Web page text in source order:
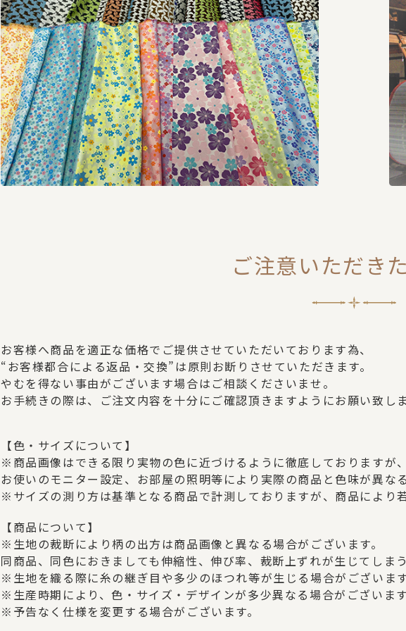
ご注意いただき
お客様へ商品を適正な価格でご提供させていただいております為、
“お客様都合による返品・交換”は原則お断りさせていただきます。
やむを得ない事由がございます場合はご相談くださいませ。
お手続きの際は、ご注文内容を十分にご確認頂きますようにお願い致し
【色・サイズについて】
※商品画像はできる限り実物の色に近づけるように徹底しておりますが
お使いのモニター設定、お部屋の照明等により実際の商品と色味が異な
※サイズの測り方は基準となる商品で計測しておりますが、商品により
【商品について】
※生地の裁断により柄の出方は商品画像と異なる場合がございます。
同商品、同色におきましても伸縮性、伸び率、裁断上ずれが生じてしま
※生地を織る際に糸の継ぎ目や多少のほつれ等が生じる場合がございま
※生産時期により、色・サイズ・デザインが多少異なる場合がございま
※予告なく仕様を変更する場合がございます。